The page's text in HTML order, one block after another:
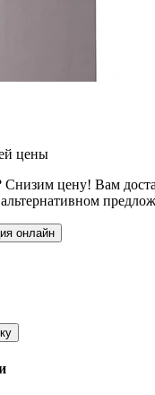
цены
цену! Вам